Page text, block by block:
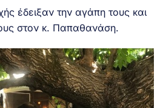
έδειξαν την αγάπη τους και
στον κ. Παπαθανάση.